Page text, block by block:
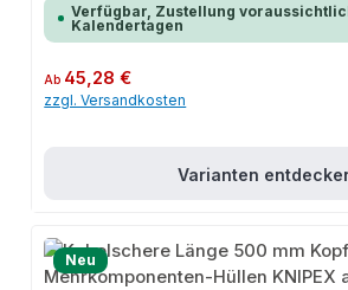
Verfügbar, Zustellung
Kalendertagen
Regulärer Preis:
Ab 45,28 €
zzgl. Versandkosten
Varianten
Neu